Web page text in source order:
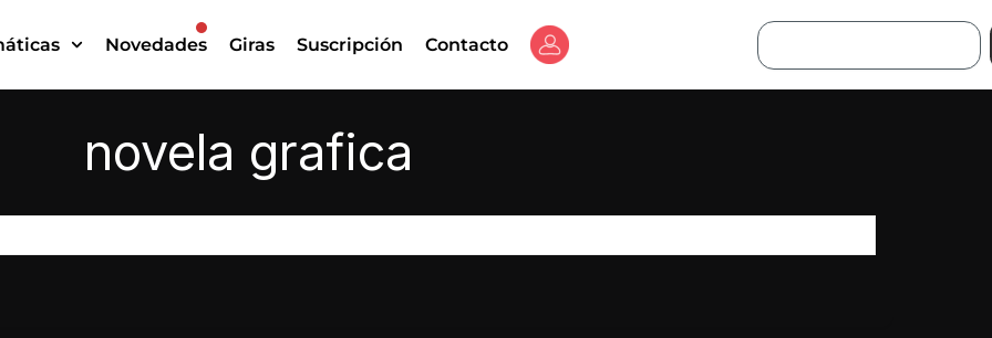
Novedades Giras Suscripción Contacto
Buscar
novela grafica